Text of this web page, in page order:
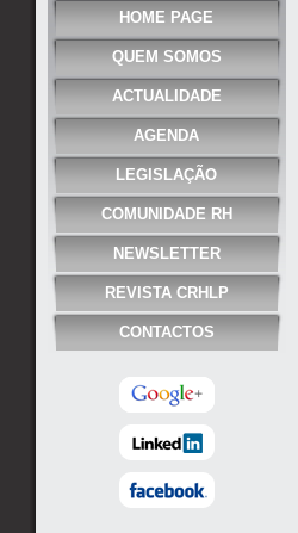
HOME PAGE
QUEM SOMOS
ACTUALIDADE
AGENDA
LEGISLAÇÃO
COMUNIDADE RH
NEWSLETTER
REVISTA CRHLP
CONTACTOS